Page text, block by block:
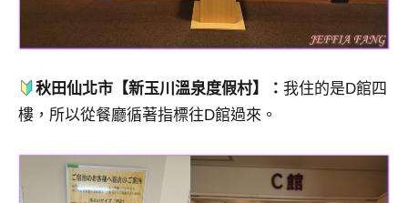
秋田仙北市【新玉川溫泉度假村】：我住的是D館四
樓，所以從餐廳循著指標往D館過來。